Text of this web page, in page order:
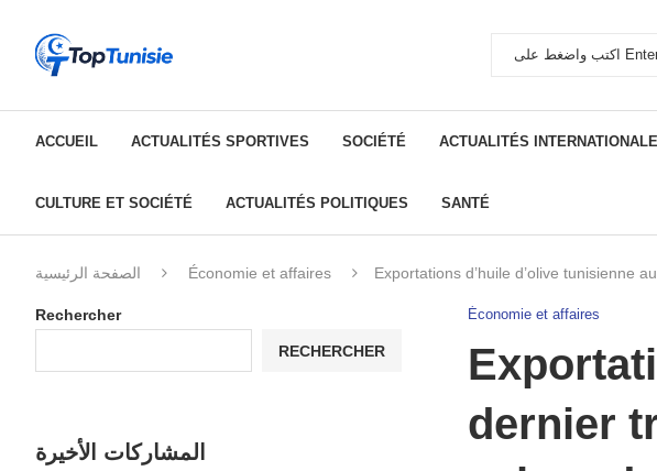
ACCUEIL ACTUALITÉS SPORTIVES SOCIÉTÉ ACTUALITÉS
CULTURE ET SOCIÉTÉ ACTUALITÉS POLITIQUES SANTÉ
الصفحة الرئيسية Économie et affaires Exportations d’huile d’olive tunisienne
Économie et affaires
dernier
Rechercher
RECHERCHER
المشاركات الأخيرة